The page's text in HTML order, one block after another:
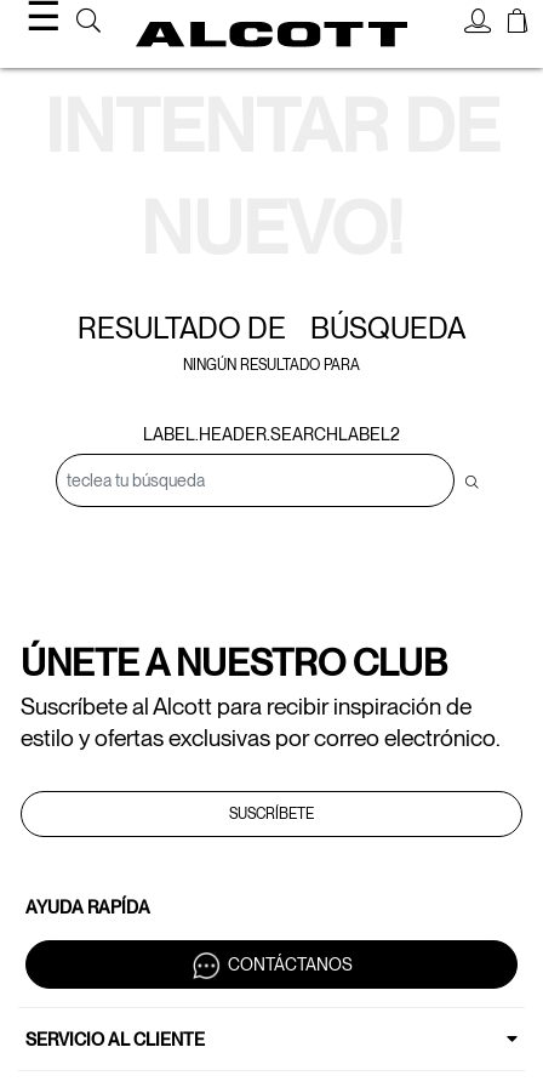
☰
RESULTADO DE BÚSQUEDA
NINGÚN RESULTADO PARA
LABEL.HEADER.SEARCHLABEL2
ÚNETE A NUESTRO CLUB
Suscríbete al Alcott para recibir inspiración de
estilo y ofertas exclusivas por correo electrónico.
SUSCRÍBETE
AYUDA RAPÍDA
CONTÁCTANOS
SERVICIO AL CLIENTE